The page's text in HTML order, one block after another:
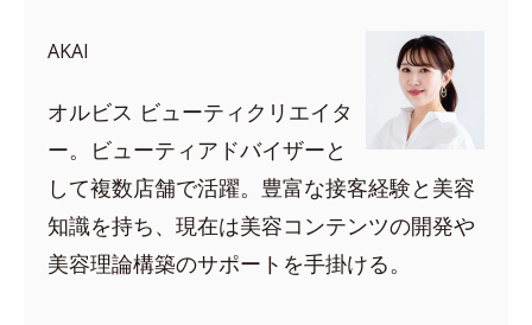
AKAI
オルビス ビューティクリエイタ
ー。ビューティアドバイザーと
して複数店舗で活躍。豊富な接客経験と美容
知識を持ち、現在は美容コンテンツの開発や
美容理論構築のサポートを手掛ける。